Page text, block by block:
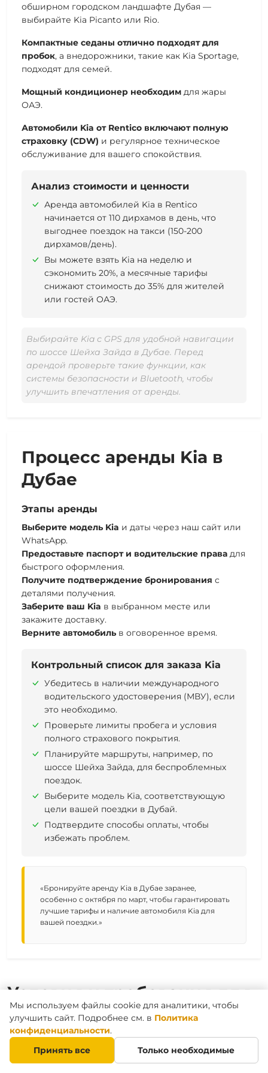
обширном городском ландшафте Дубая —
выбирайте Kia Picanto или Rio.
Компактные седаны отлично подходят для
пробок, а внедорожники, такие как Kia Sportage,
подходят для семей.
Мощный кондиционер необходим для жары
ОАЭ.
Автомобили Kia от Rentico включают полную
страховку (CDW) и регулярное техническое
обслуживание для вашего спокойствия.
Анализ стоимости и ценности
Аренда автомобилей Kia в Rentico
начинается от 110 дирхамов в день, что
выгоднее поездок на такси (150-200
дирхамов/день).
Вы можете взять Kia на неделю и
сэкономить 20%, а месячные тарифы
снижают стоимость до 35% для жителей
или гостей ОАЭ.
Выбирайте Kia с GPS для удобной навигации
по шоссе Шейха Зайда в Дубае. Перед
арендой проверьте такие функции, как
системы безопасности и Bluetooth, чтобы
улучшить впечатления от аренды.
Процесс аренды Kia в
Дубае
Этапы аренды
Выберите модель Kia и даты через наш сайт или
WhatsApp.
Предоставьте паспорт и водительские права для
быстрого оформления.
Получите подтверждение бронирования с
деталями получения.
Заберите ваш Kia в выбранном месте или
закажите доставку.
Верните автомобиль в оговоренное время.
Контрольный список для заказа Kia
Убедитесь в наличии международного
водительского удостоверения (МВУ), если
это необходимо.
Проверьте лимиты пробега и условия
полного страхового покрытия.
Планируйте маршруты, например, по
шоссе Шейха Зайда, для беспроблемных
поездок.
Выберите модель Kia, соответствующую
цели вашей поездки в Дубай.
Подтвердите способы оплаты, чтобы
избежать проблем.
«Бронируйте аренду Kia в Дубае заранее,
особенно с октября по март, чтобы гарантировать
лучшие тарифы и наличие автомобиля Kia для
вашей поездки.»
Условия и требования для
аренды автомобилей Kia в
Дубае
Мы используем файлы cookie для аналитики, чтобы
улучшить сайт. Подробнее см. в Политика
конфиденциальности.
Принять все
Только необходимые